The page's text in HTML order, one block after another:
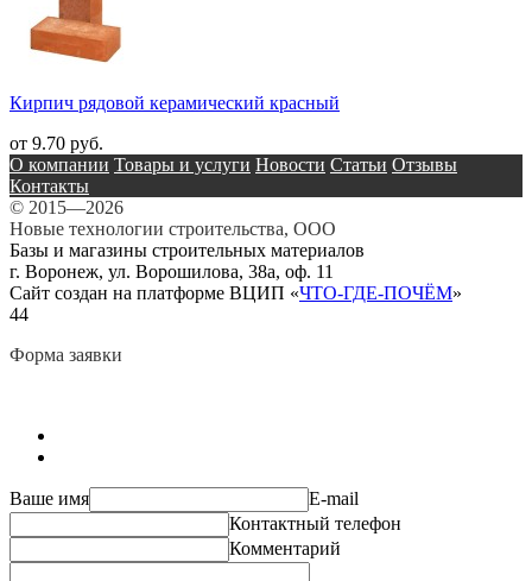
Кирпич рядовой керамический красный
от 9.70 руб.
О компании Товары и услуги Новости Статьи Отзывы
Контакты
© 2015—2026
Новые технологии строительства, ООО
Базы и магазины строительных материалов
г. Воронеж, ул. Ворошилова, 38а, оф. 11
Сайт создан на платформе ВЦИП «ЧТО-ГДЕ-ПОЧЁМ»
44
Форма заявки
Ваше имя
E-mail
Контактный телефон
Комментарий